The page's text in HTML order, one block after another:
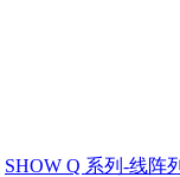
SHOW Q 系列-线阵